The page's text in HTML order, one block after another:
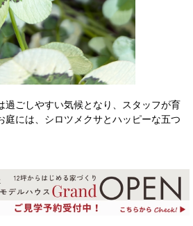
過ごしやすい気候となり、スタッフが育
庭には、シロツメクサとハッピーな五つ